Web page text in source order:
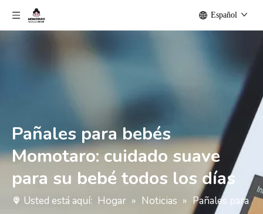
Español
Pañales para bebés
Momotaro: cuidado suave
para su bebé todos los días
Usted está aquí: Hogar » Noticias » Pañales para